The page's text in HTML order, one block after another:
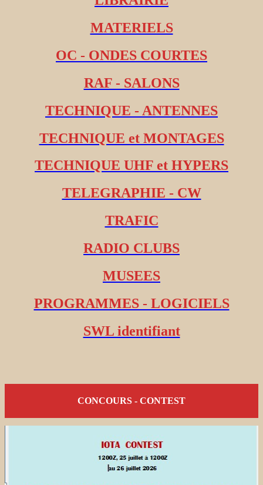
MATERIELS
OC - ONDES COURTES
RAF - SALONS
TECHNIQUE - ANTENNES
TECHNIQUE et MONTAGES
TECHNIQUE UHF et HYPERS
TELEGRAPHIE - CW
TRAFIC
RADIO CLUBS
MUSEES
PROGRAMMES - LOGICIELS
SWL identifiant
CONCOURS - CONTEST